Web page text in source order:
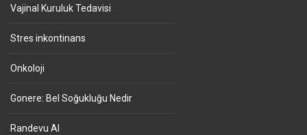
Vajinal Kuruluk Tedavisi
Stres inkontinans
Onkoloji
Gonere: Bel Soğukluğu Nedir
Randevu Al